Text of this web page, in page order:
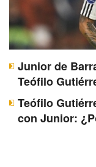
Junior de
Teófilo
Teófilo
con Junior: